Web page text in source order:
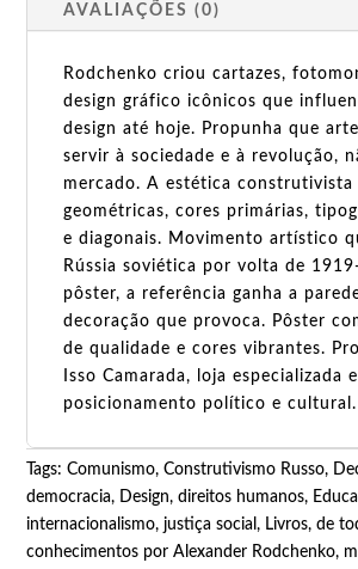
AVALIAÇÕES (0)
Rodchenko criou cartazes,
design gráfico icônicos que
design até hoje. Propunha que
servir à sociedade e à revolução,
mercado. A estética construtivista
geométricas, cores primárias,
e diagonais. Movimento artístico
Rússia soviética por volta de
pôster, a referência ganha a
decoração que provoca. Pôster
de qualidade e cores vibrantes.
Isso Camarada, loja especializada
posicionamento político e cultural.
Tags:Comunismo,Construtivismo Russo,
democracia, Design,direitos humanos,
internacionalismo,justiça social, Livros, de
conhecimentos por Alexander Rodchenko,